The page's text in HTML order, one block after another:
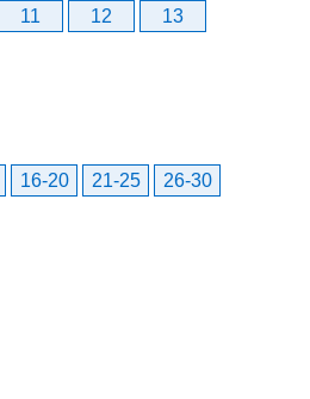
11 12 13
16-20 21-25 26-30